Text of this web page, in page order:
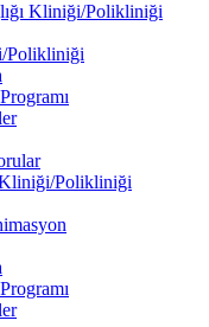
Kliniği/Polikliniği
Polikliniği
Polikliniği